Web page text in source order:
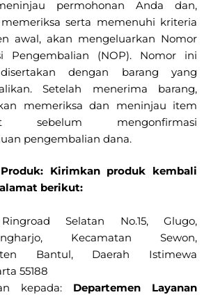
permohonan Anda dan,
serta memenuhi kriteria
awal, akan mengeluarkan Nomor
Pengembalian (NOP). Nomor ini
dengan barang yang
Setelah menerima barang,
memeriksa dan meninjau item
sebelum mengonfirmasi
pengembalian dana.
Kirimkan produk kembali
berikut:
Selatan No.15, Glugo,
Kecamatan Sewon,
Bantul, Daerah Istimewa
55188
kepada: Departemen Layanan